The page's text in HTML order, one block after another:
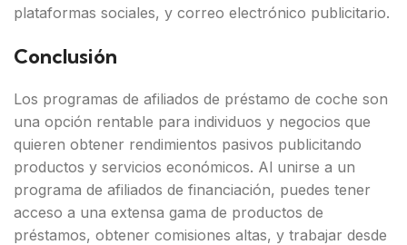
plataformas sociales, y correo electrónico publicitario.
Conclusión
Los programas de afiliados de préstamo de coche son
una opción rentable para individuos y negocios que
quieren obtener rendimientos pasivos publicitando
productos y servicios económicos. Al unirse a un
programa de afiliados de financiación, puedes tener
acceso a una extensa gama de productos de
préstamos, obtener comisiones altas, y trabajar desde